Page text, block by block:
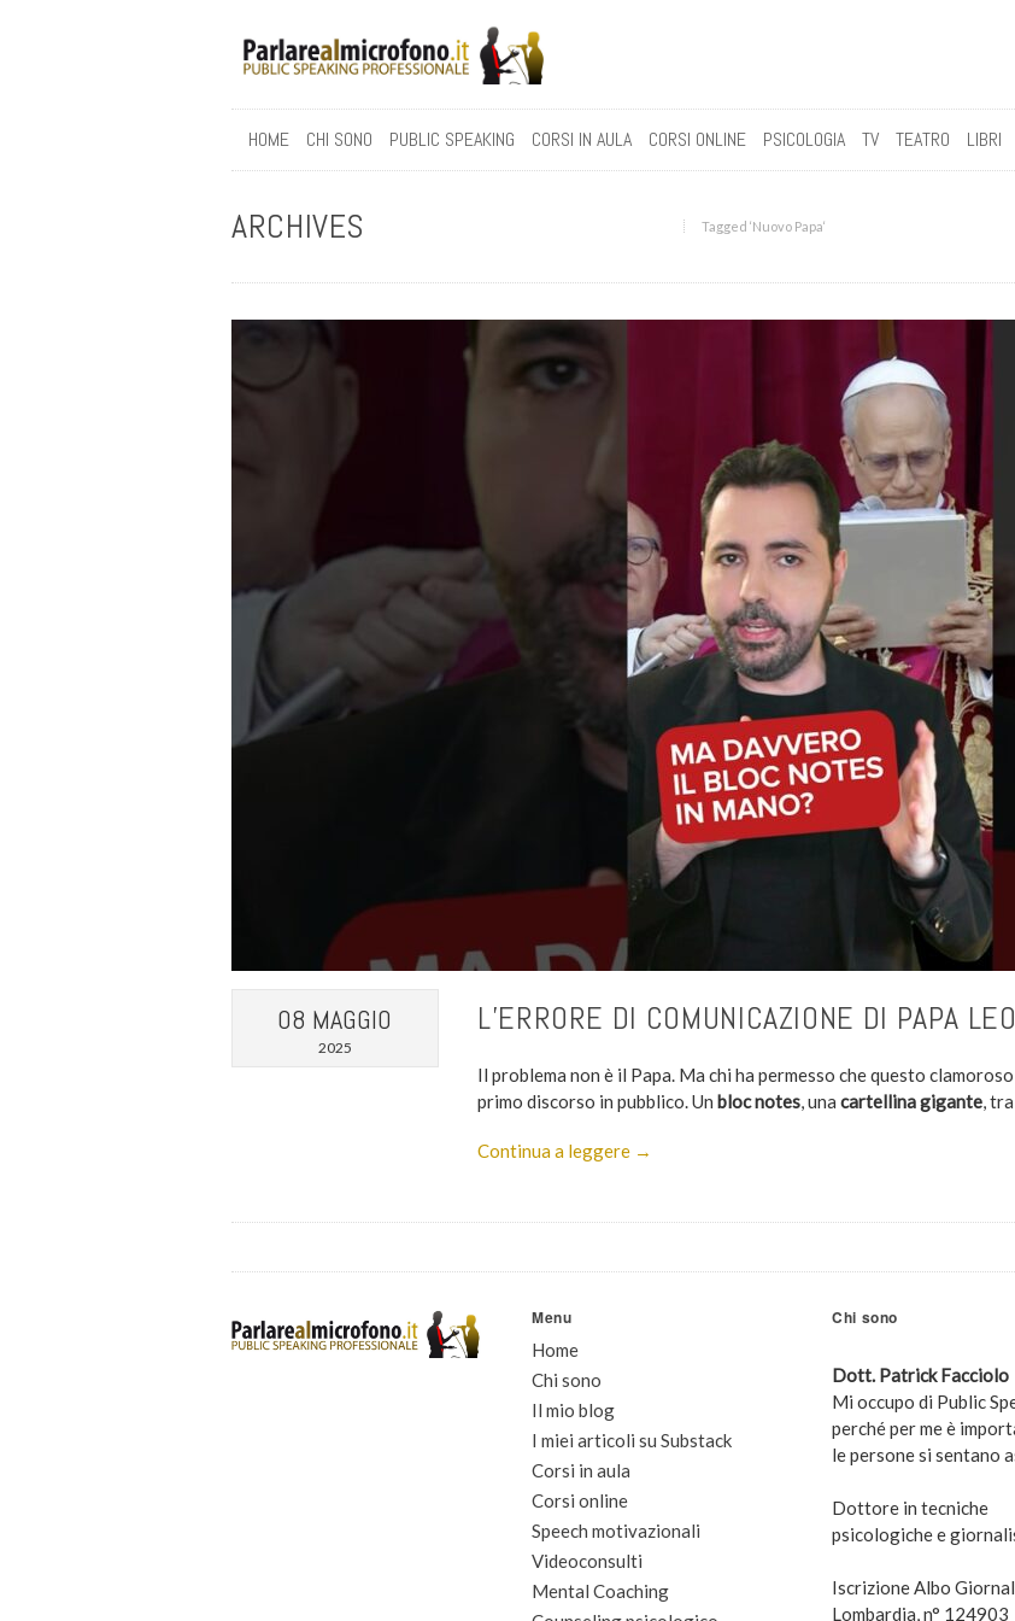
HOME CHI SONO PUBLIC SPEAKING CORSI IN AULA CORSI ONLINE PSICOLOGIA TV TEATRO LIBRI
ARCHIVES Tagged ‘Nuovo Papa‘
08 MAGGIO
2025
L’ERRORE DI COMUNICAZIONE DI PAPA
Il problema non è il Papa. Ma chi ha permesso che questo clamoroso
primo discorso in pubblico. Un bloc notes, una cartellina gigante,
Continua a leggere →
Menu
Home
Chi sono
Il mio blog
I miei articoli su Substack
Corsi in aula
Corsi online
Speech motivazionali
Videoconsulti
Mental Coaching
Chi sono
Dott. Patrick Facciolo
Mi occupo di Public
perché per me è
le persone si sentano
Dottore in tecniche
psicologiche e
Iscrizione Albo
Lombardia, n° 124903